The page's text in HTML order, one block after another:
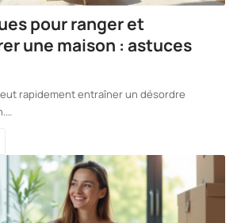
pour ranger et
une maison : astuces
rapidement entraîner un désordre